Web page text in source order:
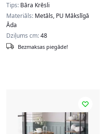
Tips: Bāra Krēsli
Materiāls: Metāls, PU Mākslīgā
Āda
Dziļums cm:48
Bezmaksas piegāde!